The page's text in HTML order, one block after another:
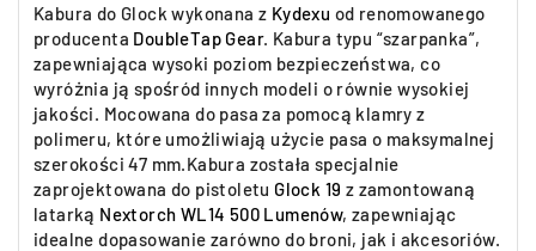
Kabura do Glock wykonana z Kydexu od renomowanego
producenta DoubleTap Gear. Kabura typu “szarpanka”,
zapewniająca wysoki poziom bezpieczeństwa, co
wyróżnia ją spośród innych modeli o równie wysokiej
jakości. Mocowana do pasa za pomocą klamry z
polimeru, które umożliwiają użycie pasa o maksymalnej
szerokości 47 mm.Kabura została specjalnie
zaprojektowana do pistoletu Glock 19 z zamontowaną
latarką Nextorch WL14 500 Lumenów, zapewniając
idealne dopasowanie zarówno do broni, jak i akcesoriów.